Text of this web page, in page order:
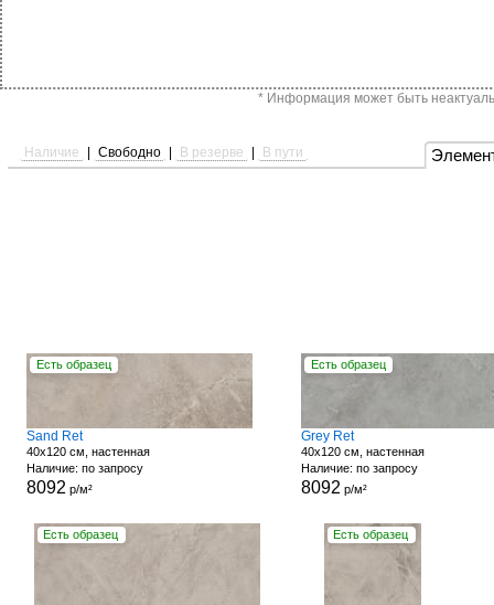
* Информация может быть
Наличие Свободно В резерве В пути
Есть образец
Sand Ret
40x120 см, настенная
Наличие: по запросу
8092 р/м²
Есть образец
Grey Ret
40x120 см, настенная
Наличие: по запросу
8092 р/м²
Есть образец Есть образец